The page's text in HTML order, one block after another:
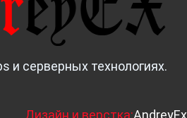
и серверных технологиях.